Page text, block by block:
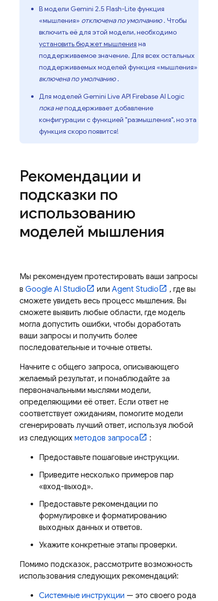
В модели Gemini 2.5 Flash-Lite функция
«мышления» отключена по умолчанию. Чтобы
включить её для этой модели, необходимо
установить бюджет мышления на
поддерживаемое значение. Для всех остальных
поддерживаемых моделей функция «мышления»
включена по умолчанию.
Для моделей Gemini Live API Firebase AI Logic
пока неподдерживает добавление
конфигурации с функцией "размышления", но эта
функция скоро появится!
Рекомендации и
подсказки по
использованию
моделей мышления
Мы рекомендуем протестировать ваши запросы
в Google AI Studio или Agent Studio
, где вы
сможете увидеть весь процесс мышления. Вы
сможете выявить любые области, где модель
могла допустить ошибки, чтобы доработать
ваши запросы и получить более
последовательные и точные ответы.
Начните с общего запроса, описывающего
желаемый результат, и понаблюдайте за
первоначальными мыслями модели,
определяющими её ответ. Если ответ не
соответствует ожиданиям, помогите модели
сгенерировать лучший ответ, используя любой
из следующих методов запроса
:
Предоставьте пошаговые инструкции.
Приведите несколько примеров пар
«вход-выход».
Предоставьте рекомендации по
формулировке и форматированию
выходных данных и ответов.
Укажите конкретные этапы проверки.
Помимо подсказок, рассмотрите возможность
использования следующих рекомендаций:
Системные инструкции — это своего рода